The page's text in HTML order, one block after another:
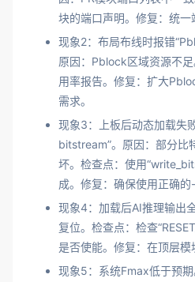
块的端口声明。修复：统一
现象2：布局布线时报错
原因：Pblock区域资源不
用率报告。修复：扩大
需求。
现象3：上板后动态加载失
bitstream”。原因：部分比
坏。检查点：使用
成。修复：确保使用正确的-
现象4：加载后AI推理输出
复位。检查点：检查
是否使能。修复：在顶层模
现象5：系统Fmax低于预